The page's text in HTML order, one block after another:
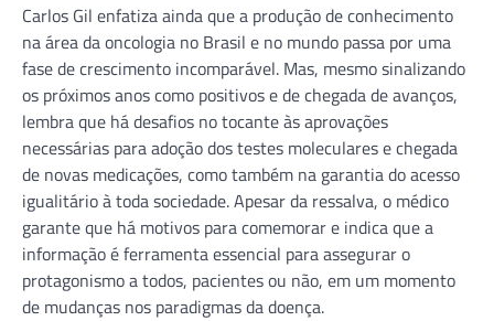
Carlos Gil enfatiza ainda que a produção de conhecimento
na área da oncologia no Brasil e no mundo passa por uma
fase de crescimento incomparável. Mas, mesmo sinalizando
os próximos anos como positivos e de chegada de avanços,
lembra que há desafios no tocante às aprovações
necessárias para adoção dos testes moleculares e chegada
de novas medicações, como também na garantia do acesso
igualitário à toda sociedade. Apesar da ressalva, o médico
garante que há motivos para comemorar e indica que a
informação é ferramenta essencial para assegurar o
protagonismo a todos, pacientes ou não, em um momento
de mudanças nos paradigmas da doença.